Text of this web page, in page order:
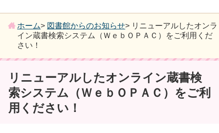
ホーム> 図書館からのお知らせ> リニューアルしたオンラ
イン蔵書検索システム（ＷｅｂＯＰＡＣ）をご利用くだ
さい！
リニューアルしたオンライン蔵書検
索システム（ＷｅｂＯＰＡＣ）をご利
用ください！